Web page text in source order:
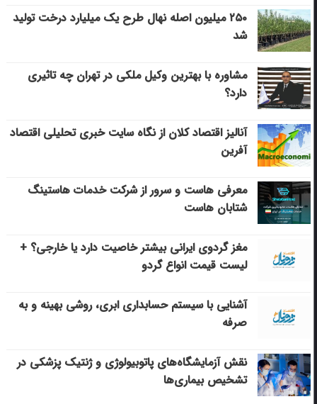
۲۵۰ میلیون اصله نهال طرح یک میلیارد درخت تولید
شد
مشاوره با بهترین وکیل ملکی در تهران چه تاثیری
دارد؟
آنالیز اقتصاد کلان از نگاه سایت خبری تحلیلی اقتصاد
آفرین
معرفی هاست و سرور از شرکت خدمات هاستینگ
شتابان هاست
مغز گردوی ایرانی بیشتر خاصیت دارد یا خارجی؟ +
لیست قیمت انواع گردو
آشنایی با سیستم حسابداری ابری، روشی بهینه و به
صرفه
نقش آزمایشگاه‌های پاتوبیولوژی و ژنتیک پزشکی در
تشخیص بیماری‌ها